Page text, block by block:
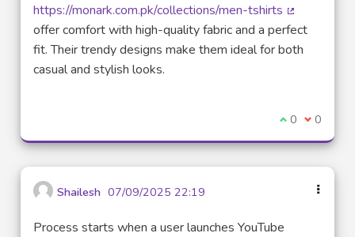
https://monark.com.pk/collections/men-tshirts
(External
offer comfort with high-quality fabric and a perfect
fit. Their trendy designs make them ideal for both
casual and stylish looks.
I agree with
0 I 0
Shailesh 07/09/2025 22:19
Process starts when a user launches YouTube